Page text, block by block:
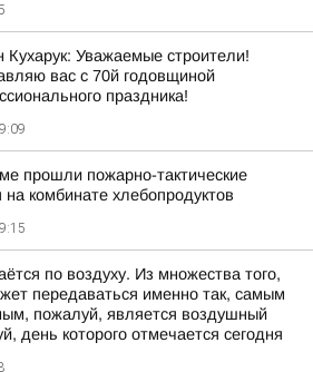
Кухарук: Уважаемые строители!
вас с 70й годовщиной
праздника!
прошли пожарно-тактические
на комбинате хлебопродуктов
по воздуху. Из множества того,
передаваться именно так, самым
пожалуй, является воздушный
день которого отмечается сегодня